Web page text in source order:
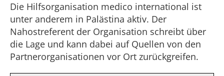
Die Hilfsorganisation medico international ist
unter anderem in Palästina aktiv. Der
Nahostreferent der Organisation schreibt über
die Lage und kann dabei auf Quellen von den
Partnerorganisationen vor Ort zurückgreifen.